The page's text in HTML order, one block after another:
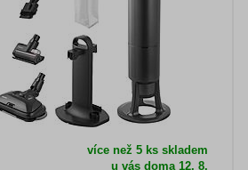
více než 5 ks skladem
u vás doma 12. 8.